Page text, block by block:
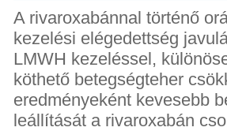
tromboembóliában szenvedő
SUP-0115/ass. vizsgálat
A rivaroxabánnal történő
kezelési elégedettség
LMWH kezeléssel,
köthető betegségteher
eredményeként kevesebb
leállítását a rivaroxabán